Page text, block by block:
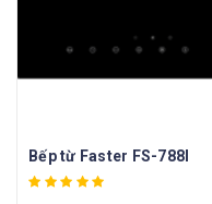
Bếp từ Faster FS-788I